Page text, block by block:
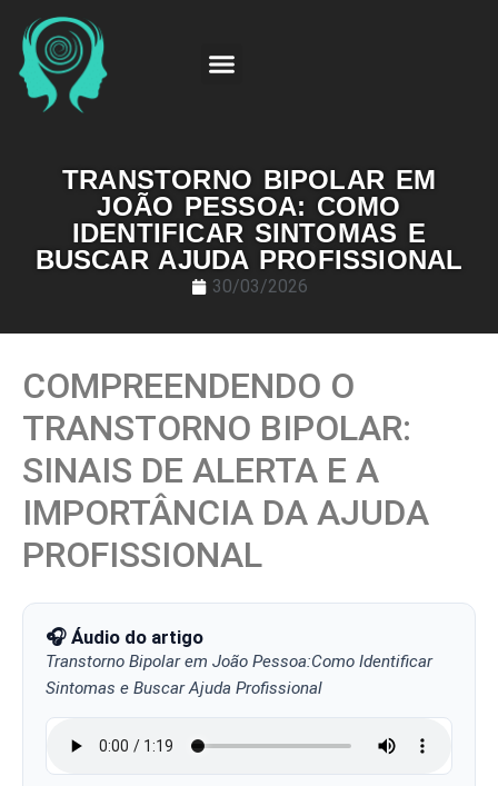
TRANSTORNO BIPOLAR EM
JOÃO PESSOA: COMO
IDENTIFICAR SINTOMAS E
BUSCAR AJUDA PROFISSIONAL
30/03/2026
COMPREENDENDO O
TRANSTORNO BIPOLAR:
SINAIS DE ALERTA E A
IMPORTÂNCIA DA AJUDA
PROFISSIONAL
🎧 Áudio do artigo
Transtorno Bipolar em João Pessoa:Como Identificar
Sintomas e Buscar Ajuda Profissional